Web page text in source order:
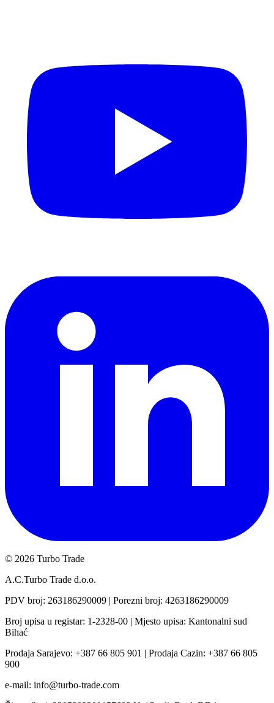
© 2026 Turbo Trade
A.C.Turbo Trade d.o.o.
PDV broj: 263186290009 | Porezni broj: 4263186290009
Broj upisa u registar: 1-2328-00 | Mjesto upisa: Kantonalni sud
Bihać
Prodaja Sarajevo: +387 66 805 901 | Prodaja Cazin: +387 66 805
900
e-mail: info@turbo-trade.com